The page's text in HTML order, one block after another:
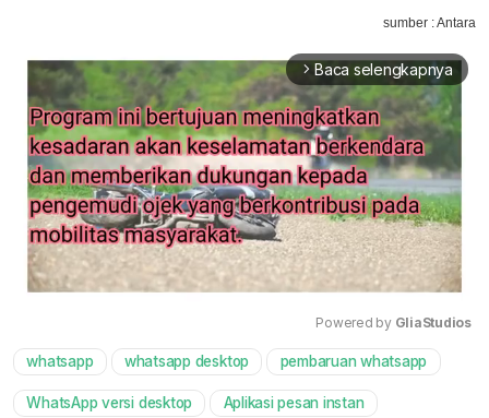
sumber : Antara
arrow_forward_ios Baca selengkapnya
Mute
Powered by GliaStudios
whatsapp whatsapp desktop pembaruan whatsapp
WhatsApp versi desktop Aplikasi pesan instan